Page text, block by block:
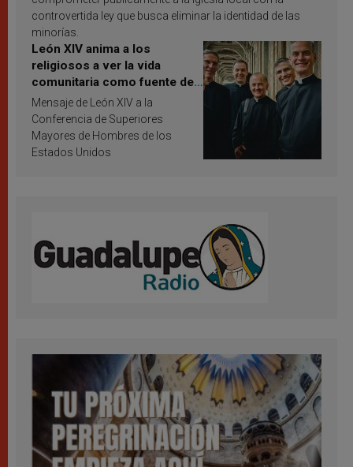
controvertida ley que busca eliminar la identidad de las
minorías.
León XIV anima a los
religiosos a ver la vida
comunitaria como fuente de
inspiración y santificación
Mensaje de León XIV a la
Conferencia de Superiores
Mayores de Hombres de los
Estados Unidos